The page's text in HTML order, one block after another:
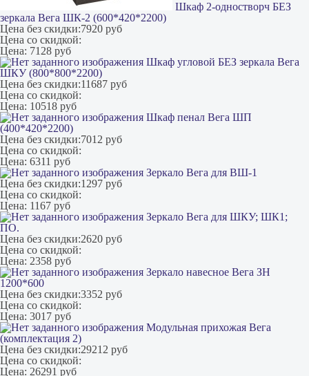
Шкаф 2-одностворч БЕЗ
зеркала Вега ШК-2 (600*420*2200)
Цена без скидки:7920 руб
Цена со скидкой:
Цена: 7128 руб
Шкаф угловой БЕЗ зеркала Вега
ШКУ (800*800*2200)
Цена без скидки:11687 руб
Цена со скидкой:
Цена: 10518 руб
Шкаф пенал Вега ШП
(400*420*2200)
Цена без скидки:7012 руб
Цена со скидкой:
Цена: 6311 руб
Зеркало Вега для ВШ-1
Цена без скидки:1297 руб
Цена со скидкой:
Цена: 1167 руб
Зеркало Вега для ШКУ; ШК1;
ПО.
Цена без скидки:2620 руб
Цена со скидкой:
Цена: 2358 руб
Зеркало навесное Вега ЗН
1200*600
Цена без скидки:3352 руб
Цена со скидкой:
Цена: 3017 руб
Модульная прихожая Вега
(комплектация 2)
Цена без скидки:29212 руб
Цена со скидкой:
Цена: 26291 руб